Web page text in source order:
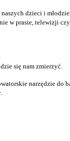
dzieci i
w prasie, telewizji
się nam zmierzyć.
narzędzie do